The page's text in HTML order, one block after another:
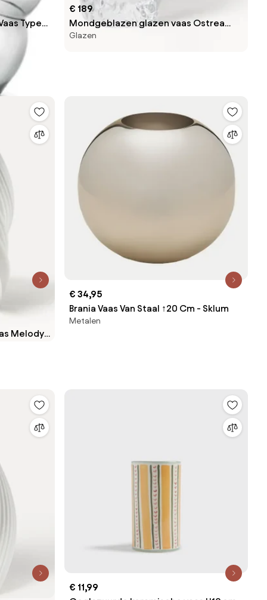
Type
€ 189
Mondgeblazen glazen vaas Ostrea
Rock, H 30 cm
Glazen
Melody,
€ 34,95
Brania Vaas Van Staal ↑20 Cm - Sklum
Metalen
€ 11,99